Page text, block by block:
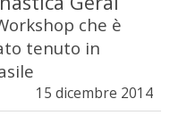
che è
tenuto in
15 dicembre 2014